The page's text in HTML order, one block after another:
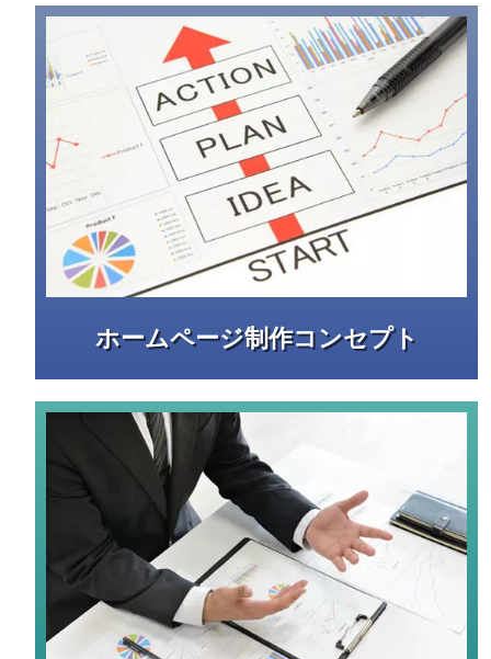
ホームページ制作コンセプト